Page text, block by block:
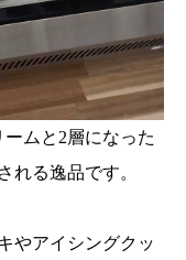
ムと2層になった
れる逸品です。
やアイシングクッ